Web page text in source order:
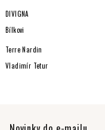
DIVIGNA
Bílkovi
Terre Nardin
Vladimír Tetur